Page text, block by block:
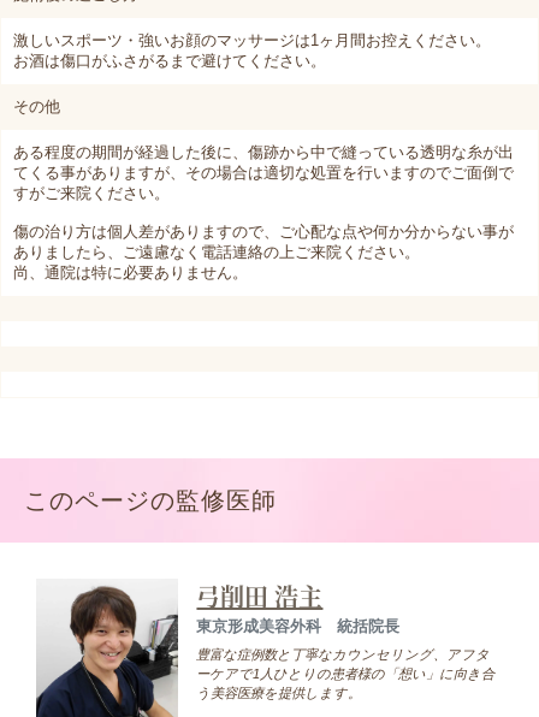
激しいスポーツ・強いお顔のマッサージは1ヶ月間お控えください。
お酒は傷口がふさがるまで避けてください。
その他
ある程度の期間が経過した後に、傷跡から中で縫っている透明な糸が出
てくる事がありますが、その場合は適切な処置を行いますのでご面倒で
すがご来院ください。
傷の治り方は個人差がありますので、ご心配な点や何か分からない事が
ありましたら、ご遠慮なく電話連絡の上ご来院ください。
尚、通院は特に必要ありません。
このページの監修医師
弓削田 浩主
東京形成美容外科 統括院長
豊富な症例数と丁寧なカウンセリング、アフタ
ーケアで1人ひとりの患者様の「想い」に向き合
う美容医療を提供します。